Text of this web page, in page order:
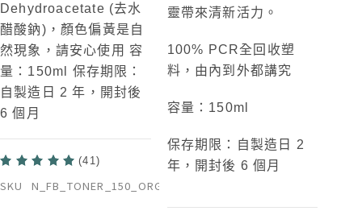
Dehydroacetate (去水
醋酸鈉)，顏色偏黃是自
然現象，請安心使用 容
量：150ml 保存期限：
自製造日 2 年，開封後
6 個月
(41)
SKU N_FB_TONER_150_ORG
靈帶來清新活力 。
100% PCR全回收塑
料，由內到外都講究
容量：150ml
保存期限：自製造日 2
年，開封後 6 個月